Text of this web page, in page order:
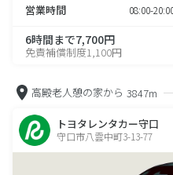
営業時間 08:00-
6時間まで7,700円
免責補償制度1,100円
高殿老人憩の家から 3847m
トヨタレンタカー守口
守口市八雲中町3-13-77